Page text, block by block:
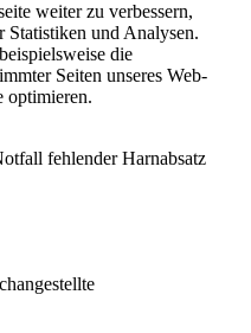
weiter zu verbessern,
Statistiken und Analysen.
die
Seiten unseres Web-
optimieren.
fehlender Harnabsatz